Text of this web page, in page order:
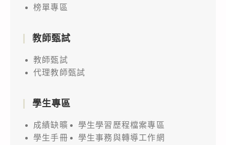
榜單專區
教師甄試
教師甄試
代理教師甄試
學生專區
成績缺曠
學生學習歷程檔案專區
學生手冊
學生事務與轉導工作網